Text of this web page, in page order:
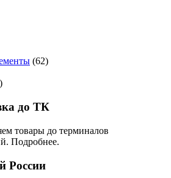
(62)
до ТК
товары до терминалов
Подробнее.
России